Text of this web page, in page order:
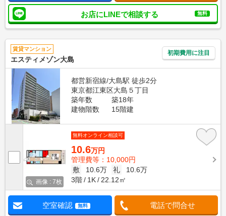
お店にLINEで相談する 無料
賃貸マンション
エスティメゾン大島
初期費用に注目
都営新宿線/大島駅 徒歩2分
東京都江東区大島５丁目
築年数
築18年
建物階数
15階建
画像 : 7枚
無料オンライン相談可
10.6万円
管理費等：10,000円
敷
10.6万 礼
10.6万
3階
1K 22.12㎡
空室確認 無料 電話で問合せ